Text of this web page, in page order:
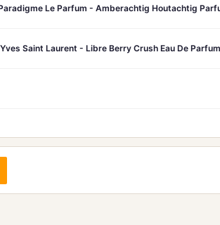
Le Parfum - Amberachtig Houtachtig